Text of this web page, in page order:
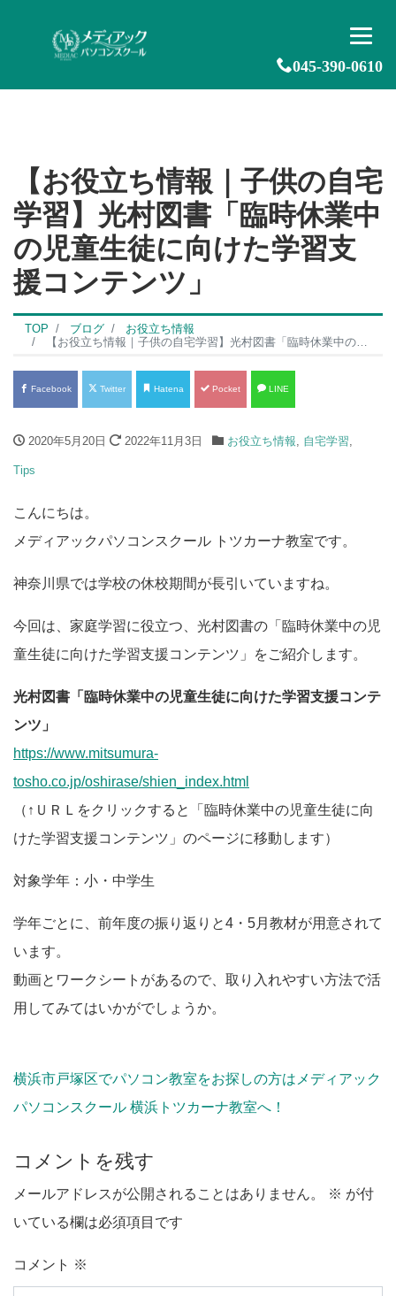
045-390-0610
【お役立ち情報｜子供の自宅
学習】光村図書「臨時休業中
の児童生徒に向けた学習支
援コンテンツ」
TOP ブログ
お役立ち情報
【お役立ち情報｜子供の自宅学習】光村図書「臨時休業中の児童生徒に向けた学習支援コンテンツ」
Facebook Twitter Hatena Pocket LINE
2020年5月20日 2022年11月3日 お役立ち情報, 自宅学習,
Tips
こんにちは。
メディアックパソコンスクール トツカーナ教室です。
神奈川県では学校の休校期間が長引いていますね。
今回は、家庭学習に役立つ、光村図書の「臨時休業中の児
童生徒に向けた学習支援コンテンツ」をご紹介します。
光村図書「臨時休業中の児童生徒に向けた学習支援コンテ
ンツ」
https://www.mitsumura-
tosho.co.jp/oshirase/shien_index.html
（↑ＵＲＬをクリックすると「臨時休業中の児童生徒に向
けた学習支援コンテンツ」のページに移動します）
対象学年：小・中学生
学年ごとに、前年度の振り返りと4・5月教材が用意されて
います。
動画とワークシートがあるので、取り入れやすい方法で活
用してみてはいかがでしょうか。
横浜市戸塚区でパソコン教室をお探しの方はメディアック
パソコンスクール 横浜トツカーナ教室へ！
コメントを残す
メールアドレスが公開されることはありません。 ※ が付
いている欄は必須項目です
コメント ※